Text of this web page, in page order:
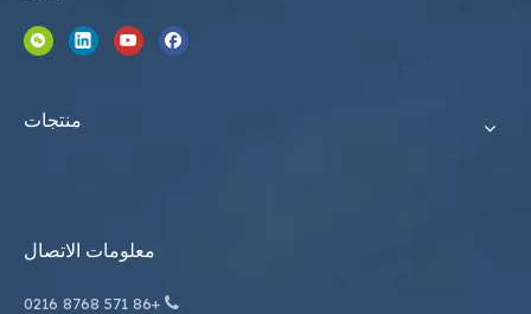
منتجات
معلومات الاتصال

+86
571 8768 0216